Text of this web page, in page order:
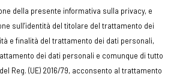
della presente informativa sulla privacy, e
sull’identità del titolare del trattamento dei
e finalità del trattamento dei dati personali,
dei dati personali e comunque di tutto
Reg. (UE) 2016/79, acconsento al trattamento